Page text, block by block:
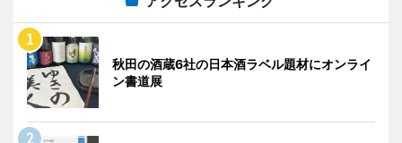
秋田の酒蔵6社の日本酒ラベル題材にオンライ
ン書道展